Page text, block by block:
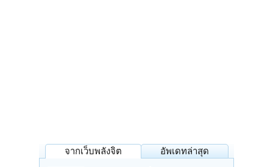
จากเว็บพลังจิต อัพเดทล่าสุด